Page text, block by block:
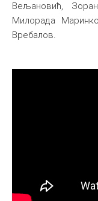
Вељановић,
Милорада
Вребалов.